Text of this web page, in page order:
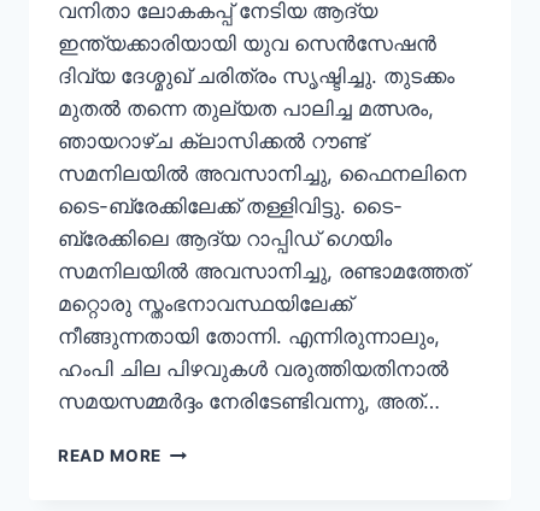
വനിതാ ലോകകപ്പ് നേടിയ ആദ്യ
ഇന്ത്യക്കാരിയായി യുവ സെൻസേഷൻ
ദിവ്യ ദേശ്മുഖ് ചരിത്രം സൃഷ്ടിച്ചു. തുടക്കം
മുതൽ തന്നെ തുല്യത പാലിച്ച മത്സരം,
ഞായറാഴ്ച ക്ലാസിക്കൽ റൗണ്ട്
സമനിലയിൽ അവസാനിച്ചു, ഫൈനലിനെ
ടൈ-ബ്രേക്കിലേക്ക് തള്ളിവിട്ടു. ടൈ-
ബ്രേക്കിലെ ആദ്യ റാപ്പിഡ് ഗെയിം
സമനിലയിൽ അവസാനിച്ചു, രണ്ടാമത്തേത്
മറ്റൊരു സ്തംഭനാവസ്ഥയിലേക്ക്
നീങ്ങുന്നതായി തോന്നി. എന്നിരുന്നാലും,
ഹംപി ചില പിഴവുകൾ വരുത്തിയതിനാൽ
സമയസമ്മർദ്ദം നേരിടേണ്ടിവന്നു, അത്…
READ MORE